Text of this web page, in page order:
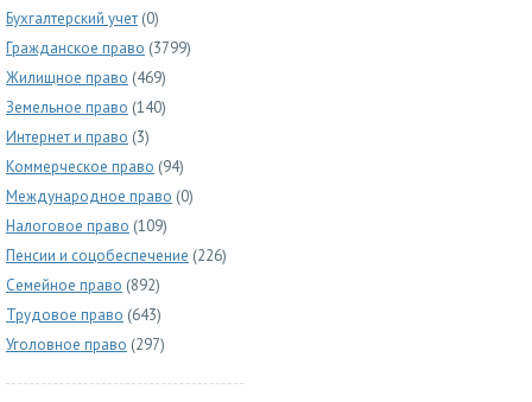
Бухгалтерский учет (0)
Гражданское право (3799)
Жилищное право (469)
Земельное право (140)
Интернет и право (3)
Коммерческое право (94)
Международное право (0)
Налоговое право (109)
Пенсии и соцобеспечение (226)
Семейное право (892)
Трудовое право (643)
Уголовное право (297)